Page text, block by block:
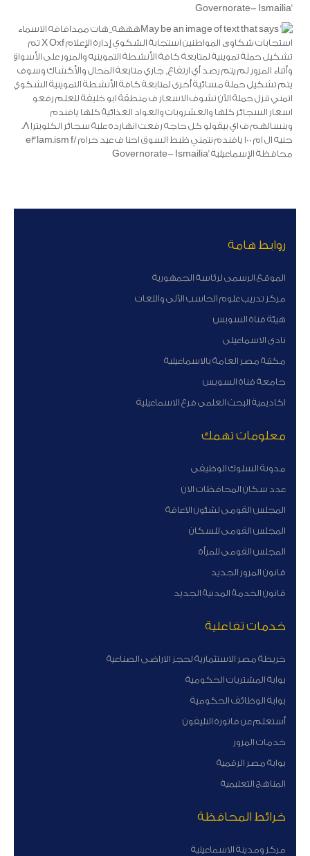
روابط هامة
الموقع الرسمى لرئاسة الجمهورية
مركز تدريب علوم الحاسب الآلى واللغات
هيئة قناة السوبس
نادى الاسماعيلى
مكتبة مصر العامة بالاسماعيلية
جامعة قناة السويس
اكاديمية البحث العلمى فرع الاسماعيلية
معلومات تهمك
مدونة السلوك الوظيفى
عدد سكان المحافظات الان
المجلس القومى لشئون الاعاقة
المجلس القومى للسكان
المجلس القومى للمرأة
قانون المرور الجديد
قانون الخدمة المدنية الجديد
خدمات تفاعلية
خريطة مصر الاستثمارية لحجز الاراضى الصناعية
بوابة المشتريات الحكومية
بوابة الوظائف الحكومية
أستعلم عن فاتورة التليفون
خدمات المرور
بوابة مصر الرقمية
المناهج التعليمية
خرائط المحافظة
مركز ومدينة الاسماعيلية